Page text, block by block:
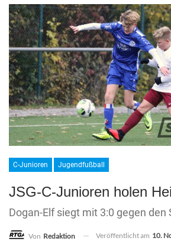
C-Junioren Jugendfußball
JSG-C-Junioren holen
Dogan-Elf siegt mit 3:0 gegen den
Von Redaktion Veröffentlicht am 10.